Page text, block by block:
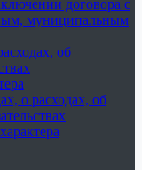
договора с
муниципальным
об
о расходах, об